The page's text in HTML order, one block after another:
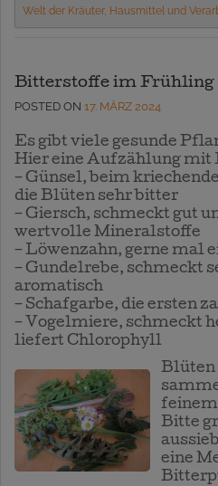
Welt der Kräuter, Hausmittel und
Bitterstoffe im Frühling
POSTED ON 17. MÄRZ 2024
Es gibt viele gesunde
Hier eine Aufzählung mit
– Günsel, beim
die Blüten sehr bitter
– Giersch, schmeckt gut
wertvolle Mineralstoffe
– Löwenzahn, gerne mal
– Gundelrebe, schmeckt
aromatisch
– Schafgarbe, die ersten
– Vogelmiere, schmeckt
liefert Chlorophyll
Blüt
Bitte
eine